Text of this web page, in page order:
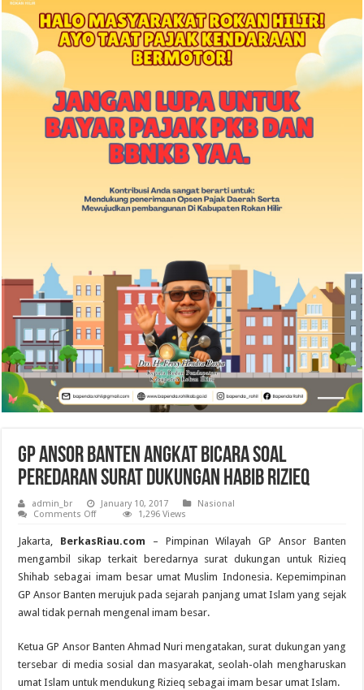
GP Ansor Banten Angkat Bicara Soal
Peredaran Surat Dukungan Habib Rizieq
admin_br January 10, 2017
Nasional
Comments Offon
Ansor
Banten
Angkat
Bicara
Soal
Surat
Dukungan
Habib
1,296 Views
Jakarta, BerkasRiau.com – Pimpinan Wilayah GP Ansor Banten
mengambil sikap terkait beredarnya surat dukungan untuk Rizieq
Shihab sebagai imam besar umat Muslim Indonesia. Kepemimpinan
GP Ansor Banten merujuk pada sejarah panjang umat Islam yang sejak
awal tidak pernah mengenal imam besar.
Ketua GP Ansor Banten Ahmad Nuri mengatakan, surat dukungan yang
tersebar di media sosial dan masyarakat, seolah-olah mengharuskan
umat Islam untuk mendukung Rizieq sebagai imam besar umat Islam.